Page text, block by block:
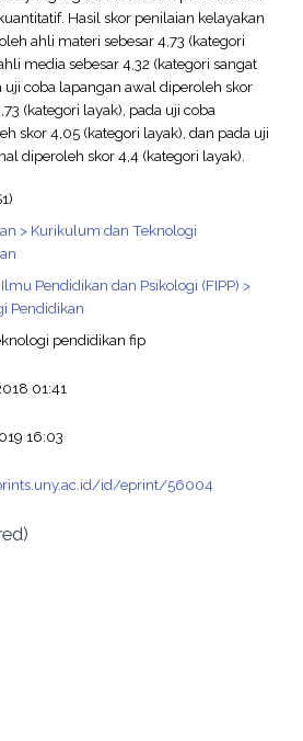
Hasil skor penilaian kelayakan
ahli materi sebesar 4,73 (kategori
media sebesar 4,32 (kategori sangat
uji coba lapangan awal diperoleh skor
(kategori layak), pada uji coba
skor 4,05 (kategori layak), dan pada uji
diperoleh skor 4,4 (kategori layak).
> Kurikulum dan Teknologi
Pendidikan dan Psikologi (FIPP) >
Pendidikan
pendidikan fip
01:41
16:03
id/eprint/56004